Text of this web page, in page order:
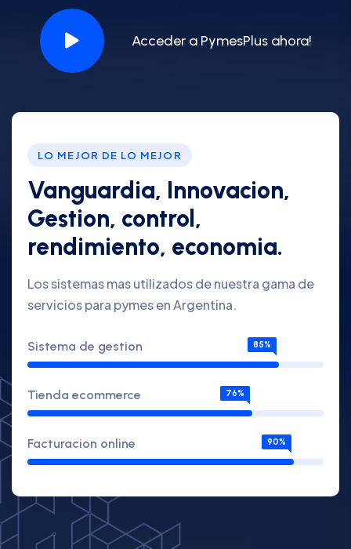
Acceder a PymesPlus ahora!
LO MEJOR DE LO MEJOR
Vanguardia, Innovacion,
Gestion, control,
rendimiento, economia.
Los sistemas mas utilizados de nuestra gama de
servicios para pymes en Argentina.
Sistema de gestion 85%
Tienda ecommerce 76%
Facturacion online 90%